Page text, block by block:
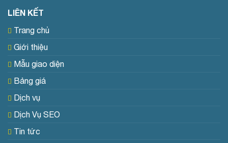
LIÊN KẾT
Trang chủ
Giới thiệu
Mẫu giao diện
Bảng giá
Dịch vụ
Dịch Vụ SEO
Tin tức